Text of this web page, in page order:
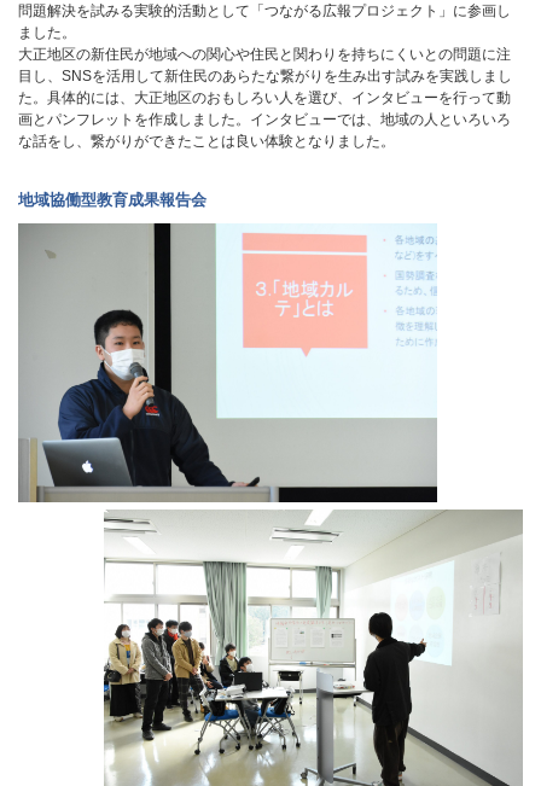
問題解決を試みる実験的活動として「つながる広報プロジェクト」に参画し
ました。
大正地区の新住民が地域への関心や住民と関わりを持ちにくいとの問題に注
目し、SNSを活用して新住民のあらたな繋がりを生み出す試みを実践しまし
た。具体的には、大正地区のおもしろい人を選び、インタビューを行って動
画とパンフレットを作成しました。インタビューでは、地域の人といろいろ
な話をし、繋がりができたことは良い体験となりました。
地域協働型教育成果報告会